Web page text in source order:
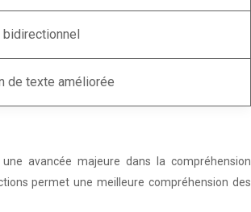
bidirectionnel
de texte améliorée
avancée majeure dans la compréhension
permet une meilleure compréhension des